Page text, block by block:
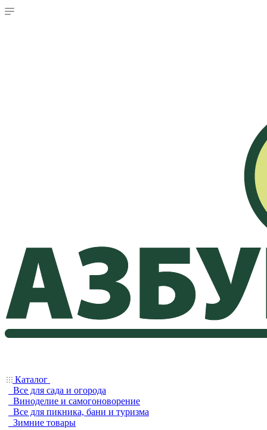
Каталог
Все для сада и огорода
Виноделие и самогоноворение
Все для пикника, бани и туризма
Зимние товары